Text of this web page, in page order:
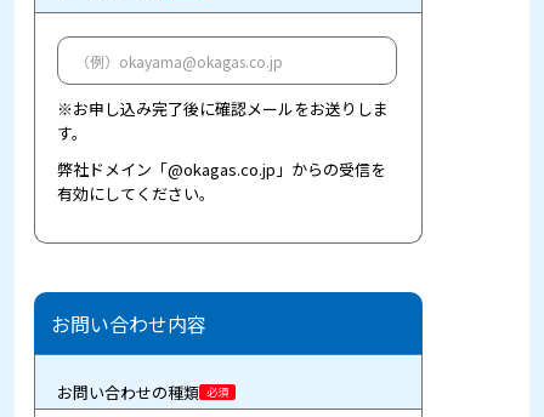
※お申し込み完了後に確認メールをお送りしま
す。
弊社ドメイン「@okagas.co.jp」からの受信を
有効にしてください。
お問い合わせ内容
お問い合わせの種類 必須